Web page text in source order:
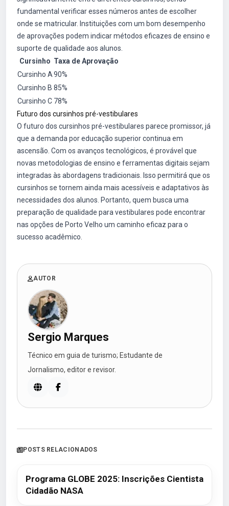
fundamental verificar esses números antes de escolher
onde se matricular. Instituições com um bom desempenho
de aprovações podem indicar métodos eficazes de ensino e
suporte de qualidade aos alunos.
Cursinho Taxa de Aprovação
Cursinho A90%
Cursinho B 85%
Cursinho C 78%
Futuro dos cursinhos pré-vestibulares
O futuro dos cursinhos pré-vestibulares parece promissor, já
que a demanda por educação superior continua em
ascensão. Com os avanços tecnológicos, é provável que
novas metodologias de ensino e ferramentas digitais sejam
integradas às abordagens tradicionais. Isso permitirá que os
cursinhos se tornem ainda mais acessíveis e adaptativos às
necessidades dos alunos. Portanto, quem busca uma
preparação de qualidade para vestibulares pode encontrar
nas opções de Porto Velho um caminho eficaz para o
sucesso acadêmico.
AUTOR
Sergio Marques
Técnico em guia de turismo; Estudante de
Jornalismo, editor e revisor.
POSTS RELACIONADOS
Programa GLOBE 2025: Inscrições Cientista
Cidadão NASA